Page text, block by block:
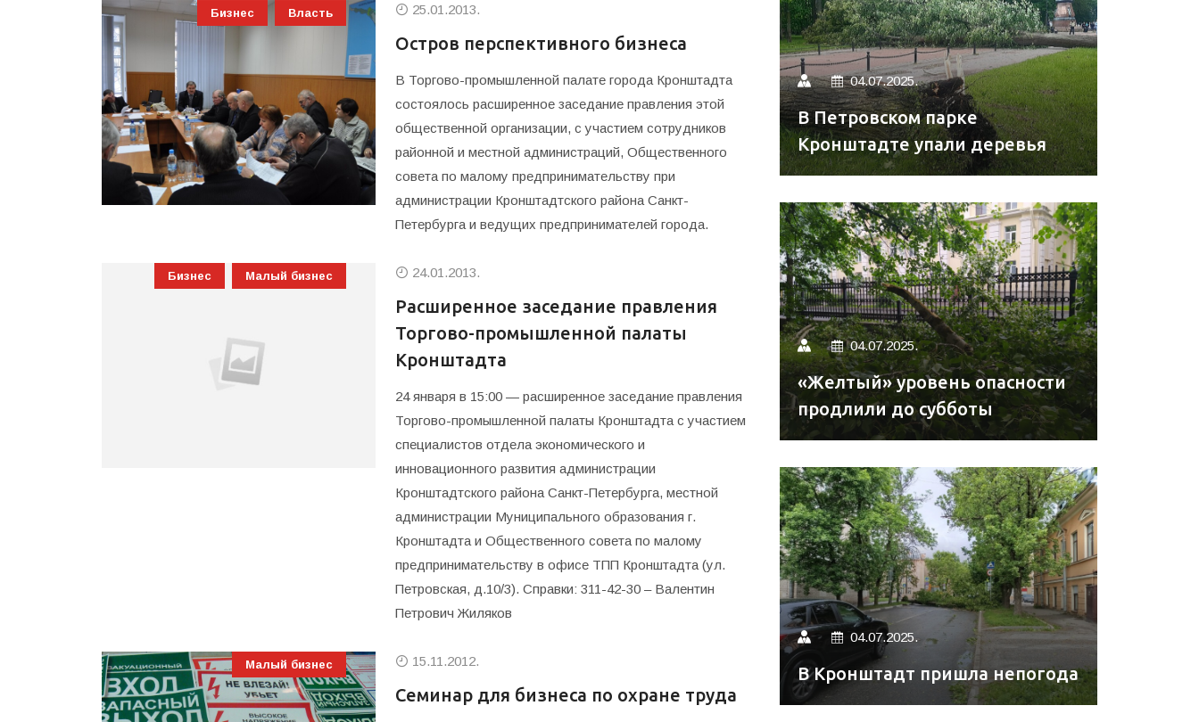
Бизнес Власть 25.01.2013.
Остров перспективного бизнеса
В Торгово-промышленной палате города Кронштадта
состоялось расширенное заседание правления этой
общественной организации, с участием сотрудников
районной и местной администраций, Общественного
совета по малому предпринимательству при
администрации Кронштадтского района Санкт-
Петербурга и ведущих предпринимателей города.
Бизнес Малый бизнес 24.01.2013.
Расширенное заседание правления
Торгово-промышленной палаты
Кронштадта
24 января в 15:00 — расширенное заседание правления
Торгово-промышленной палаты Кронштадта с участием
специалистов отдела экономического и
инновационного развития администрации
Кронштадтского района Санкт-Петербурга, местной
администрации Муниципального образования г.
Кронштадта и Общественного совета по малому
предпринимательству в офисе ТПП Кронштадта (ул.
Петровская, д.10/3). Справки: 311-42-30 – Валентин
Петрович Жиляков
Малый бизнес 15.11.2012.
Семинар для бизнеса по охране труда
04.07.2025.
В Петровском парке
Кронштадте упали деревья
04.07.2025.
«Желтый» уровень опасности
продлили до субботы
04.07.2025.
В Кронштадт пришла непогода